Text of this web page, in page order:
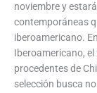
noviembre y
contemporáneas
iberoamericano.
Iberoamericano,
procedentes de
selección busca